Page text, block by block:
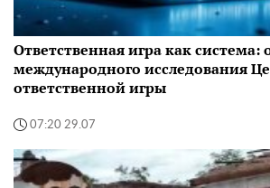
Ответственная игра как система:
международного исследования
ответственной игры
07:20 29.07